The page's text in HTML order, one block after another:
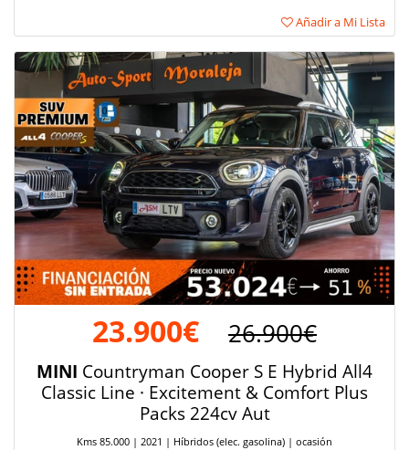
Añadir a Mi Lista
23.900€ 26.900€
MINI Countryman Cooper S E Hybrid All4
Classic Line · Excitement & Comfort Plus
Packs 224cv Aut
Kms 85.000 | 2021 | Híbridos (elec. gasolina) | ocasión